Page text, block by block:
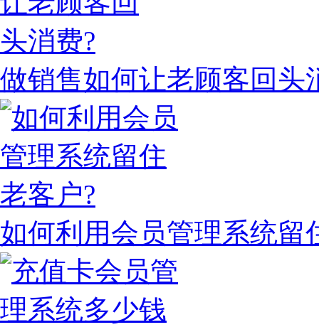
做销售如何让老顾客回头
如何利用会员管理系统留